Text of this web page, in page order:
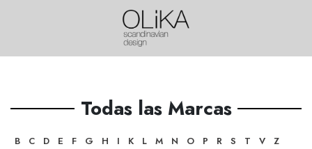
Todas las Marcas
B C D E F G H I K L M N O P R S T V Z